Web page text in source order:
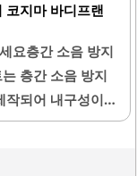
물이나 과자 부스
디자인은 깔끔
양한 공간에 조화
전한 제품으로,
이들이 사용하는
코지마 바디프랜
요층간 소음 방지
층간 소음 방지
작되어 내구성이
x 36mm의 크기